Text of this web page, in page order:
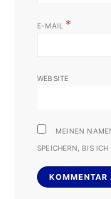
E-MAIL *
WEBSITE
MEINEN
SPEICHERN, BIS ICH